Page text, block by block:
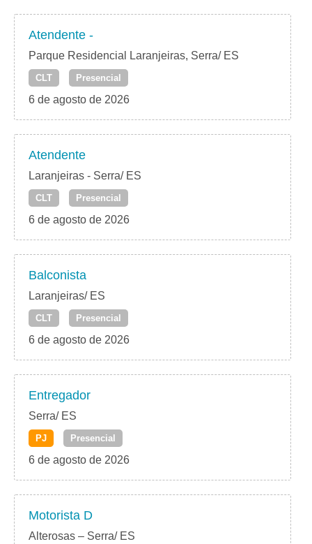
Atendente -
Parque Residencial Laranjeiras, Serra/ ES
CLT Presencial
6 de agosto de 2026
Atendente
Laranjeiras - Serra/ ES
CLT Presencial
6 de agosto de 2026
Balconista
Laranjeiras/ ES
CLT Presencial
6 de agosto de 2026
Entregador
Serra/ ES
PJ Presencial
6 de agosto de 2026
Motorista D
Alterosas – Serra/ ES